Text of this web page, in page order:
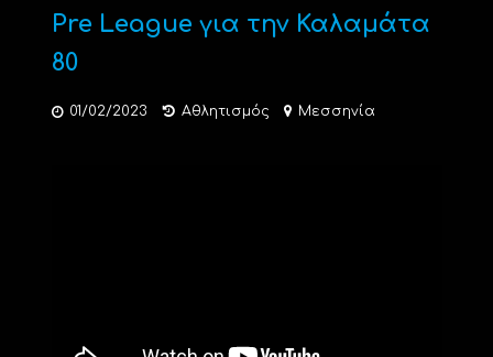
Pre League για την Καλαμάτα
80
01/02/2023 Αθλητισμός Μεσσηνία